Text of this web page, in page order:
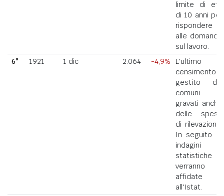
limite di età
di 10 anni per
rispondere
alle domande
sul lavoro.
6°
1921 1 dic 2.064 -4,9%
L'ultimo
censimento
gestito dai
comuni
gravati anche
delle spese
di rilevazione.
In seguito le
indagini
statistiche
verranno
affidate
all'Istat.